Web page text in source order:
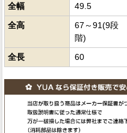
全幅
49.5
全高
67～91(9段
階)
全長 60